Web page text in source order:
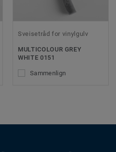
Sveisetråd for vinylgulv
MULTICOLOUR GREY
WHITE 0151
Sammenlign